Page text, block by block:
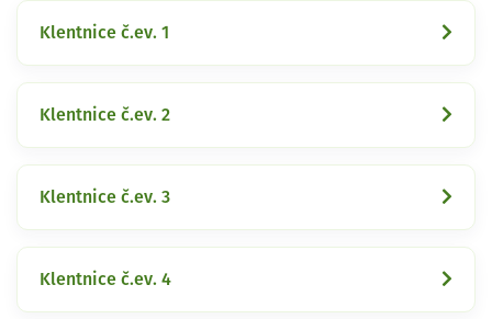
Klentnice č.ev. 1
Klentnice č.ev. 2
Klentnice č.ev. 3
Klentnice č.ev. 4